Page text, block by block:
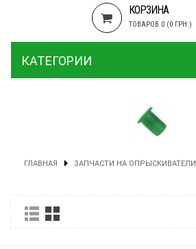
КОРЗИНА
ТОВАРОВ 0 (0 ГРН.)
КАТЕГОРИИ
ГЛАВНАЯ ЗАПЧАСТИ НА ОПРЫСКИВАТЕЛИ